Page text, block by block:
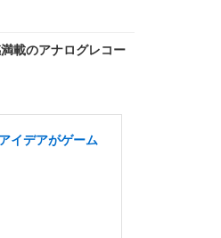
載のアナログレコー
イデアがゲーム